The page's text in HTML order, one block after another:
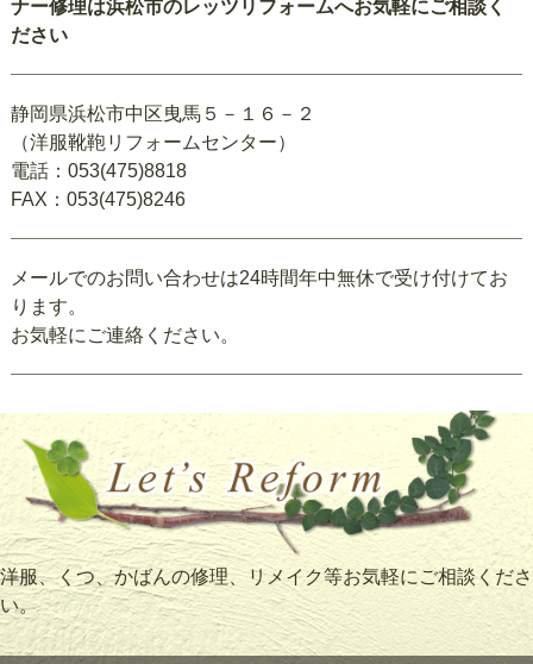
ナー修理は浜松市のレッツリフォームへお気軽にご相談く
ださい
静岡県浜松市中区曳馬５－１６－２
（洋服靴鞄リフォームセンター）
電話：053(475)8818
FAX：053(475)8246
メールでのお問い合わせは24時間年中無休で受け付けてお
ります。
お気軽にご連絡ください。
洋服、くつ、かばんの修理、リメイク等お気軽にご相談くださ
い。